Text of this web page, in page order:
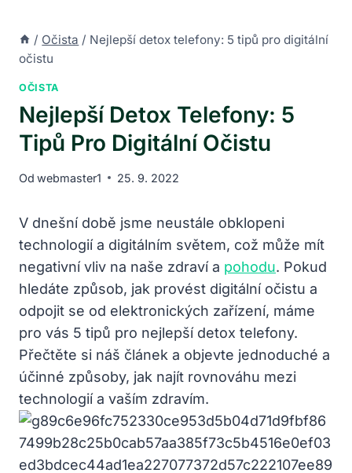
/ Očista / Nejlepší detox telefony: 5 tipů pro digitální
očistu
OČISTA
Nejlepší Detox Telefony: 5
Tipů Pro Digitální Očistu
Od webmaster1 25. 9. 2022
V dnešní době jsme neustále obklopeni
technologií a digitálním světem, což může mít
negativní vliv na naše zdraví a pohodu. Pokud
hledáte způsob, jak provést digitální očistu a
odpojit se od elektronických zařízení, máme
pro vás 5 tipů pro nejlepší detox telefony.
Přečtěte si náš článek a objevte jednoduché a
účinné způsoby, jak najít rovnováhu mezi
technologií a vaším zdravím.